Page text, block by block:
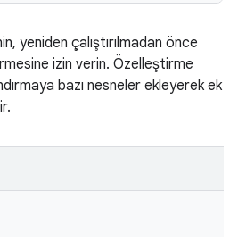
yeniden çalıştırılmadan önce
izin verin. Özelleştirme
bazı nesneler ekleyerek ek